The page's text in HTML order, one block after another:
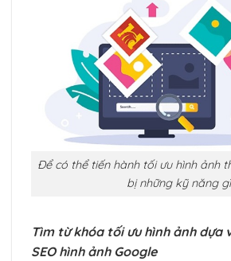
Để có thể tiến hành tối ưu hình ảnh
bị những kỹ năng gì
Tìm từ khóa tối ưu hình ảnh dựa
SEO hình ảnh Google